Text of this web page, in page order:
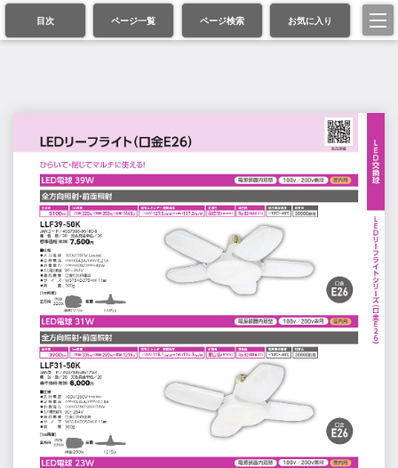
目次 ページ一覧 ページ検索 お気に入り